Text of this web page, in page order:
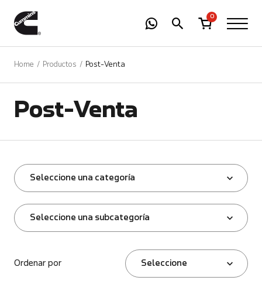
0
Home Productos Post-Venta
Post-Venta
Seleccione una categoría
Seleccione una subcategoría
Ordenar por Seleccione